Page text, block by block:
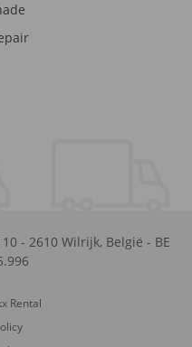
- 2610 Wilrijk, België - BE
Rental